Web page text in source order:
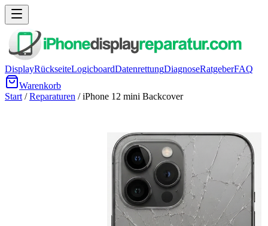
DisplayRückseiteLogicboardDatenrettungDiagnoseRatgeberFAQ
Warenkorb
Start /Reparaturen /iPhone 12 mini Backcover